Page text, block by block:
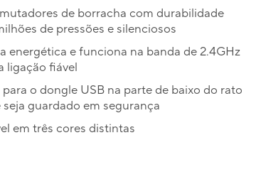
de borracha com durabilidade
de pressões e silenciosos
energética e funciona na banda de 2.4GHz
ligação fiável
o dongle USB na parte de baixo do rato
seja guardado em segurança
em três cores distintas